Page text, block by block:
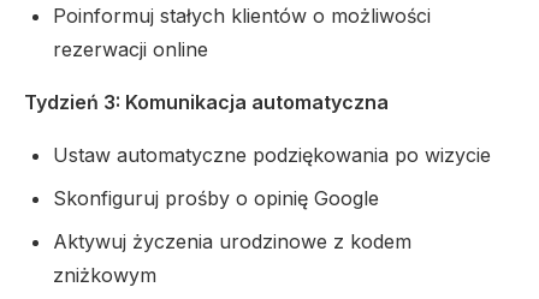
Poinformuj stałych klientów o możliwości
rezerwacji online
Tydzień 3: Komunikacja automatyczna
Ustaw automatyczne podziękowania po wizycie
Skonfiguruj prośby o opinię Google
Aktywuj życzenia urodzinowe z kodem
zniżkowym